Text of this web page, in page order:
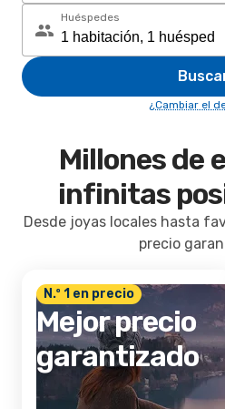
Huéspedes
¿Cambiar el
Millones de
infinitas
Desde joyas locales hasta
precio
N.º 1 en precio
Mejor precio
garantizado